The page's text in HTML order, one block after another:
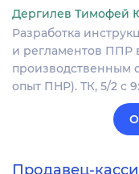
Дергилев Тимофей
Разработка
и регламентов ППР
производственным
опыт ПНР). ТК, 5/2 с
Продавец-